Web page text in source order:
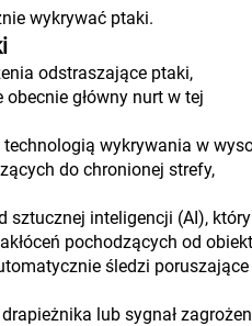
wykrywać ptaki.
odstraszające ptaki,
główny nurt w tej
wykrywania w
do chronionej strefy,
sztucznej inteligencji (AI), który
pochodzących od
śledzi poruszające
lub sygnał